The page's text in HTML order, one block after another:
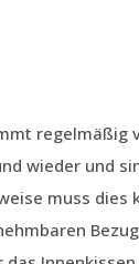
regelmäßig
wieder und
muss dies